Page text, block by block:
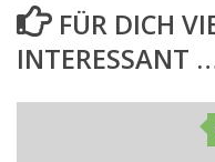
FÜR DICH
INTERESSANT